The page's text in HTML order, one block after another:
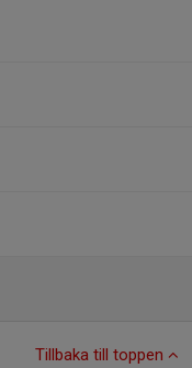
Tillbaka till toppen